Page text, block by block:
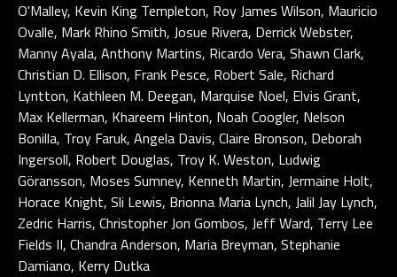
O'Malley, Kevin King Templeton, Roy James Wilson, Mauricio
Ovalle, Mark Rhino Smith, Josue Rivera, Derrick Webster,
Manny Ayala, Anthony Martins, Ricardo Vera, Shawn Clark,
Christian D. Ellison, Frank Pesce, Robert Sale, Richard
Lyntton, Kathleen M. Deegan, Marquise Noel, Elvis Grant,
Max Kellerman, Khareem Hinton, Noah Coogler, Nelson
Bonilla, Troy Faruk, Angela Davis, Claire Bronson, Deborah
Ingersoll, Robert Douglas, Troy K. Weston, Ludwig
Göransson, Moses Sumney, Kenneth Martin, Jermaine Holt,
Horace Knight, Sli Lewis, Brionna Maria Lynch, Jalil Jay Lynch,
Zedric Harris, Christopher Jon Gombos, Jeff Ward, Terry Lee
Fields II, Chandra Anderson, Maria Breyman, Stephanie
Damiano, Kerry Dutka